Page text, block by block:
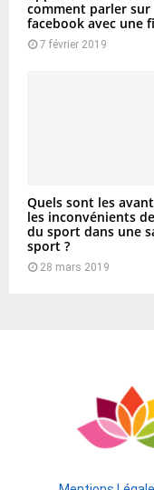
comment parler sur
facebook avec une
7 février 2019
Quels sont les
les inconvénients
du sport dans une
sport ?
28 mars 2019